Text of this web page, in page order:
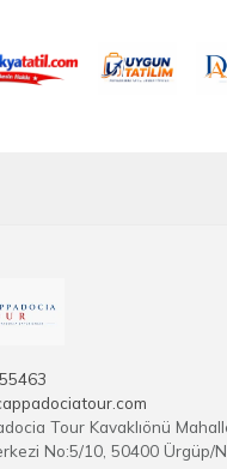
Tour Kavaklıönü
No:5/10, 50400 Ürgüp/